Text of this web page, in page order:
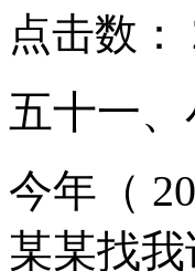
点击数：
五十一
今年（
某某找